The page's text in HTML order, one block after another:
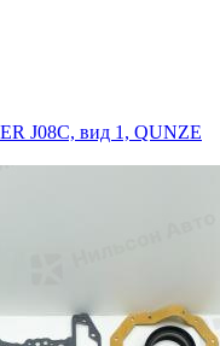
J08C, вид 1, QUNZE